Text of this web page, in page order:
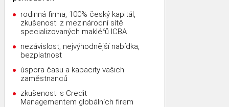
rodinná firma, 100% český kapitál,
zkušenosti z mezinárodní sítě
specializovaných makléřů ICBA
nezávislost, nejvýhodnější nabídka,
bezplatnost
úspora času a kapacity vašich
zaměstnanců
zkušenosti s Credit
Managementem globálních firem